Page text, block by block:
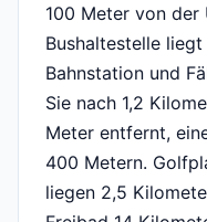
100 Meter von der
Bushaltestelle
Bahnstation und
Sie nach 1,2
Meter entfernt,
400 Metern.
liegen 2,5